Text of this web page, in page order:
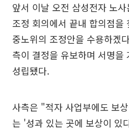
앞서 이날 오전 삼성전자 노
조정 회의에서 끝내 합의점을
중노위의 조정안을 수용하겠
측이 결정을 유보하며 서명을
성립됐다.
사측은 "적자 사업부에도 보
는 '성과 있는 곳에 보상이 있